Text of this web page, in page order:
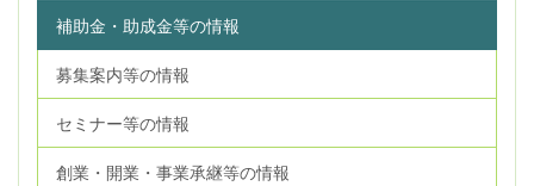
補助金・助成金等の情報
募集案内等の情報
セミナー等の情報
創業・開業・事業承継等の情報